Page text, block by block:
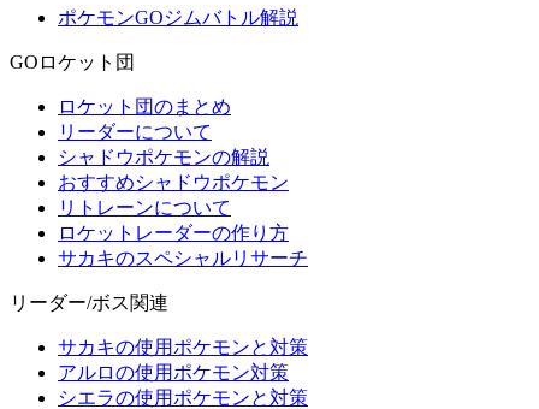
ポケモンGOジムバトル解説
GOロケット団
ロケット団のまとめ
リーダーについて
シャドウポケモンの解説
おすすめシャドウポケモン
リトレーンについて
ロケットレーダーの作り方
サカキのスペシャルリサーチ
リーダー/ボス関連
サカキの使用ポケモンと対策
アルロの使用ポケモン対策
シエラの使用ポケモンと対策